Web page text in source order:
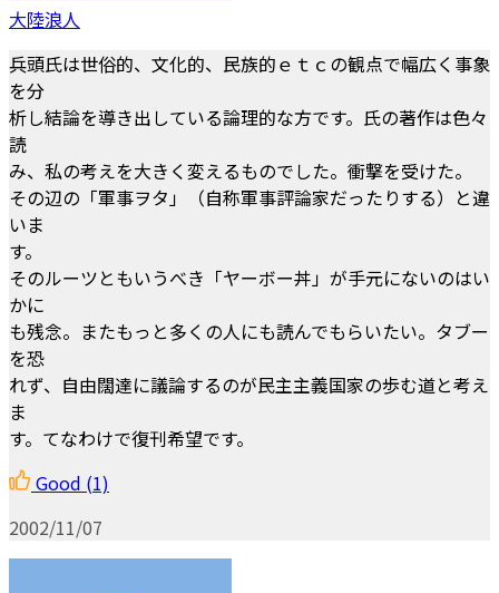
大陸浪人
兵頭氏は世俗的、文化的、民族的ｅｔｃの観点で幅広く事象
を分
析し結論を導き出している論理的な方です。氏の著作は色々
読
み、私の考えを大きく変えるものでした。衝撃を受けた。
その辺の「軍事ヲタ」（自称軍事評論家だったりする）と違
いま
す。
そのルーツともいうべき「ヤーボー丼」が手元にないのはい
かに
も残念。またもっと多くの人にも読んでもらいたい。タブー
を恐
れず、自由闊達に議論するのが民主主義国家の歩む道と考え
ま
す。てなわけで復刊希望です。
Good (1)
2002/11/07